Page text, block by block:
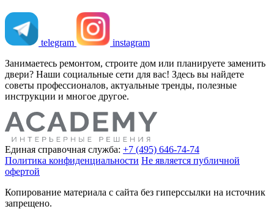
telegram
instagram
Занимаетесь ремонтом, строите дом или планируете заменить
двери? Наши социальные сети для вас! Здесь вы найдете
советы профессионалов, актуальные тренды, полезные
инструкции и многое другое.
Единая справочная служба: +7 (495) 646-74-74
Политика конфиденциальности Не является публичной
офертой
Копирование материала с сайта без гиперссылки на источник
запрещено.